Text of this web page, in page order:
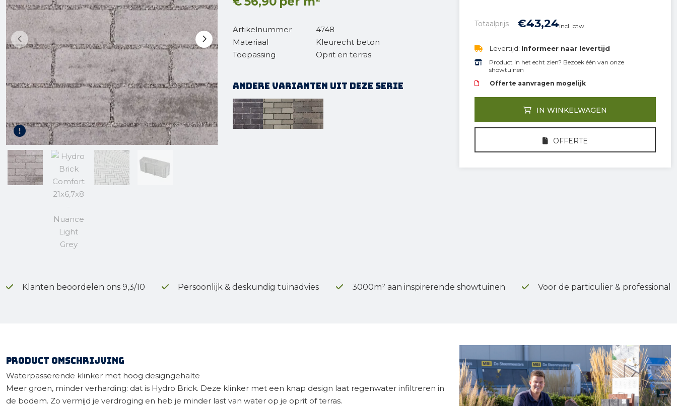
Gereedschap
Kunststof terrasplanken
Tuinhout
Infra
Artikelnummer
4748
Materiaal
Kleurecht beton
Toepassing
Oprit en terras
Andere varianten uit deze serie
Totaalprijs €43,24incl. btw.
Levertijd: Informeer naar levertijd
Product in het echt zien? Bezoek één van onze
showtuinen
Offerte aanvragen mogelijk
IN WINKELWAGEN
OFFERTE
Klanten beoordelen ons 9,3/10 Persoonlijk & deskundig tuinadvies 3000m² aan inspirerende showtuinen Voor de particulier & professional
Product omschrijving
Waterpasserende klinker met hoog designgehalte
Meer groen, minder verharding: dat is Hydro Brick. Deze klinker met een knap design laat regenwater infiltreren in
de bodem. Zo vermijd je verdroging en heb je minder last van water op je oprit of terras.